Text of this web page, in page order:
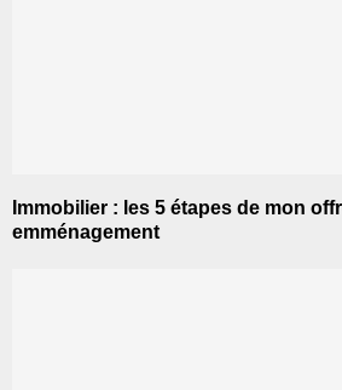
Immobilier : les 5 étapes de mon
emménagement